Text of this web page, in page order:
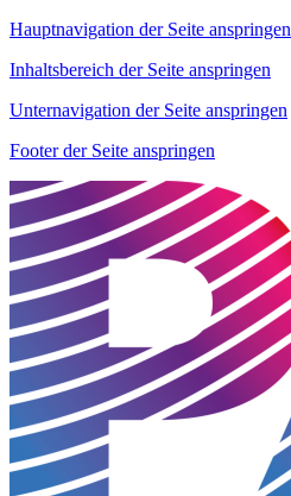
Hauptnavigation der Seite anspringen
Inhaltsbereich der Seite anspringen
Unternavigation der Seite anspringen
Footer der Seite anspringen